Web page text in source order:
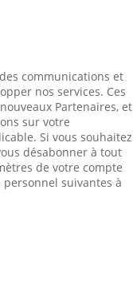
communications et
nos services. Ces
Partenaires, et
sur votre
Si vous souhaitez
désabonner à tout
de votre compte
suivantes à